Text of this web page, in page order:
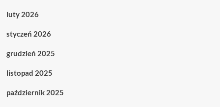
luty 2026
styczeń 2026
grudzień 2025
listopad 2025
październik 2025